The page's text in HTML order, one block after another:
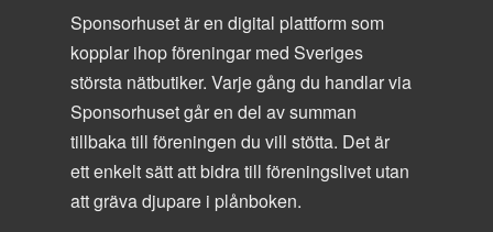
Sponsorhuset är en digital plattform som
kopplar ihop föreningar med Sveriges
största nätbutiker. Varje gång du handlar via
Sponsorhuset går en del av summan
tillbaka till föreningen du vill stötta. Det är
ett enkelt sätt att bidra till föreningslivet utan
att gräva djupare i plånboken.